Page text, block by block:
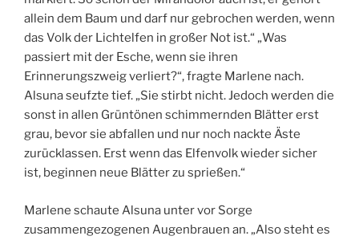
allein dem Baum und darf nur gebrochen werden, wenn
das Volk der Lichtelfen in großer Not ist.“ „Was
passiert mit der Esche, wenn sie ihren
Erinnerungszweig verliert?“, fragte Marlene nach.
Alsuna seufzte tief. „Sie stirbt nicht. Jedoch werden die
sonst in allen Grüntönen schimmernden Blätter erst
grau, bevor sie abfallen und nur noch nackte Äste
zurücklassen. Erst wenn das Elfenvolk wieder sicher
ist, beginnen neue Blätter zu sprießen.“
Marlene schaute Alsuna unter vor Sorge
zusammengezogenen Augenbrauen an. „Also steht es